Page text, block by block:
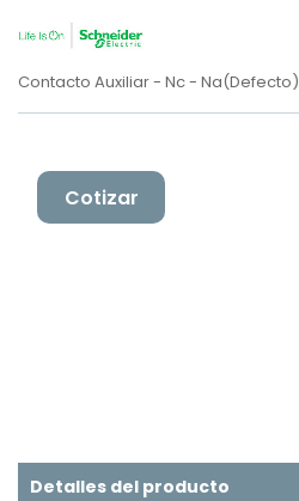
Contacto Auxiliar - Nc - Na(Defecto)
Cotizar
Detalles del producto